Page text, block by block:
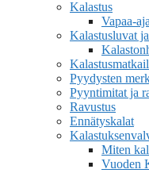
Kalastus
Vapaa-
Kalastusluvat
Pyydysten
Pyyntimitat ja
Ravustus
Ennätyskalat
Miten
Vuoden